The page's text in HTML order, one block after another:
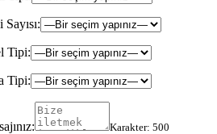
Tipi:
Tipi:
Karakter: 500